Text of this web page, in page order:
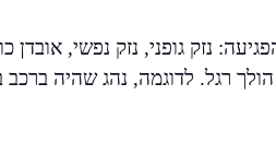
נזק גופני, נזק נפשי,
הולך רגל. לדוגמה, נהג שהיה